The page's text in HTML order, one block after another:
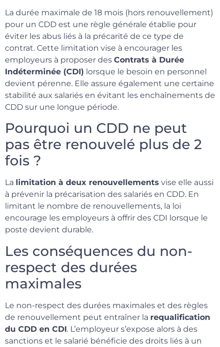
La durée maximale de 18 mois (hors renouvellement)
pour un CDD est une règle générale établie pour
éviter les abus liés à la précarité de ce type de
contrat. Cette limitation vise à encourager les
employeurs à proposer des Contrats à Durée
Indéterminée (CDI) lorsque le besoin en personnel
devient pérenne. Elle assure également une certaine
stabilité aux salariés en évitant les enchaînements de
CDD sur une longue période.
Pourquoi un CDD ne peut
pas être renouvelé plus de 2
fois ?
La limitation à deux renouvellements vise elle aussi
à prévenir la précarisation des salariés en CDD. En
limitant le nombre de renouvellements, la loi
encourage les employeurs à offrir des CDI lorsque le
poste devient durable.
Les conséquences du non-
respect des durées
maximales
Le non-respect des durées maximales et des règles
de renouvellement peut entraîner la requalification
du CDD en CDI. L’employeur s’expose alors à des
sanctions et le salarié bénéficie des droits liés à un